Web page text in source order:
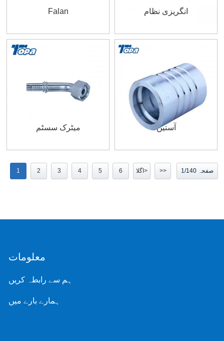
Falan انگریزی نظام
میٹرک سسٹم آستین
1 2 3 4 5 6 اگلا> >> صفحہ 1/140
معلومات
ہم سے رابطہ کریں
ہمارے بارے میں